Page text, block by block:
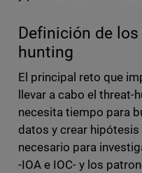
Definición de
hunting
El principal reto que
llevar a cabo el
necesita tiempo para
datos y crear hipótesis
necesario para
-IOA e IOC- y los